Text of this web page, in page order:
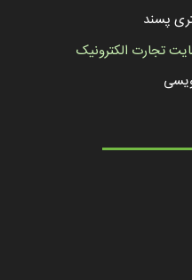
پسند
تجارت الکترونیک